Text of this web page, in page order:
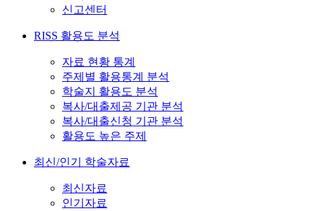
신고센터
RISS 활용도 분석
자료 현황 통계
주제별 활용통계 분석
학술지 활용도 분석
복사/대출제공 기관 분석
복사/대출신청 기관 분석
활용도 높은 주제
최신/인기 학술자료
최신자료
인기자료